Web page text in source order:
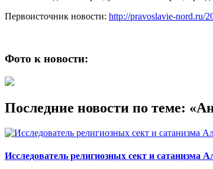
Первоисточник новости: http://pravoslavie-nord.ru/
Фото к новости:
Последние новости по теме:
Исследователь религиозных сект и сатанизма